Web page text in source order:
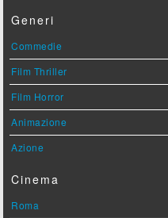
Generi
Commedie
Film Thriller
Film Horror
Animazione
Azione
Cinema
Roma